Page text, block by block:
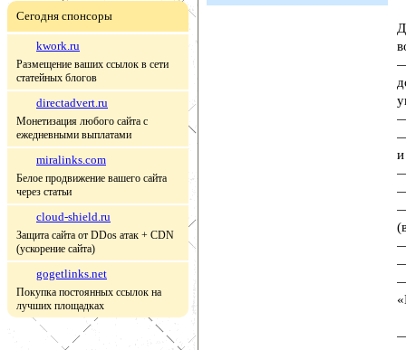
Сегодня спонсоры
kwork.ru
Размещение ваших ссылок в сети
статейных блогов
directadvert.ru
Монетизация любого сайта с
ежедневными выплатами
miralinks.com
Белое продвижение вашего сайта
через статьи
cloud-shield.ru
Защита сайта от DDos атак + CDN
(ускорение сайта)
gogetlinks.net
Покупка постоянных ссылок на
лучших площадках